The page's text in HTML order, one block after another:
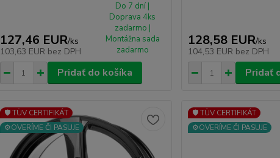
127,46 EUR/ks
103,63 EUR bez DPH
Do 7 dní |
Doprava 4ks
zadarmo |
Montážna sada
zadarmo
Pridať do košíka
128,58 EUR/ks
104,53 EUR bez DPH
Pridať
🛡️ TÜV CERTIFIKÁT
⚙️OVERÍME ČI PASUJE
🛡️ TÜV CERTIFIKÁT
⚙️OVERÍME ČI PASUJE